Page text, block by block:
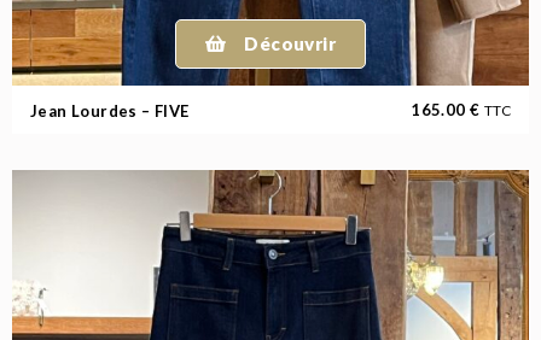
Découvrir
Jean Lourdes – FIVE 165.00 € TTC